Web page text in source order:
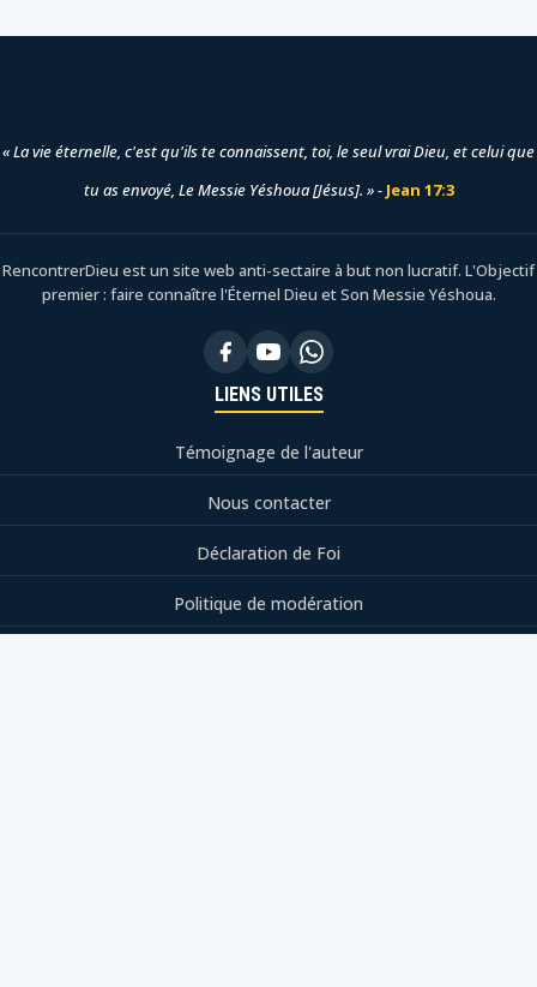
« La vie éternelle, c'est qu'ils te connaissent, toi, le seul vrai Dieu, et celui que
tu as envoyé, Le Messie Yéshoua [Jésus]. » - Jean 17:3
RencontrerDieu est un site web anti-sectaire à but non lucratif. L'Objectif
premier : faire connaître l'Éternel Dieu et Son Messie Yéshoua.
LIENS UTILES
Témoignage de l'auteur
Nous contacter
Déclaration de Foi
Politique de modération